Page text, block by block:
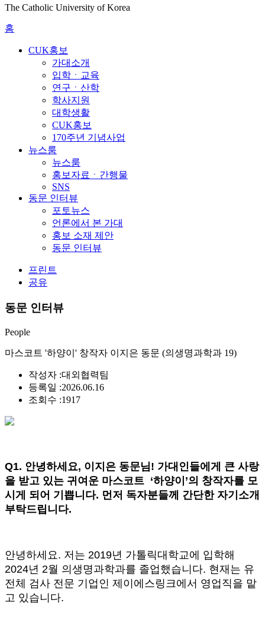
The Catholic University of Korea
홈
CUK홍보
가대소개
입학ㆍ교육
연구ㆍ산학
학사지원
대학생활
CUK홍보
170주년 기념사업
뉴스룸
뉴스룸
홍보자료ㆍ간행물
SNS
동문 인터뷰
포토뉴스
언론에서 본 가대
홍보 소재 제안
동문 인터뷰
프린트
공유
동문 인터뷰
People
마스코트 '하양이' 창작자 이지은 동문 (의생명과학과 19)
작성자 :대외협력팀
등록일 :2026.06.16
조회수 :1917
Q1. 안녕하세요, 이지은 동문님! 가대인들에게 큰 사랑
을 받고 있는 귀여운 마스코트 ‘하양이’의 창작자를 모
시게 되어 기쁩니다. 먼저 독자분들께 간단한 자기소개
부탁드립니다.
안녕하세요. 저는 2019년 가톨릭대학교에 입학해
2024년 2월 의생명과학과를 졸업했습니다. 현재는 유
전체 검사 전문 기업인 제이에스링크에서 영업직을 맡
고 있습니다.